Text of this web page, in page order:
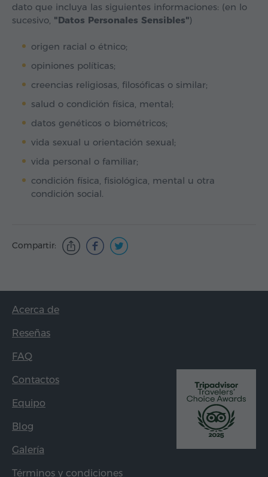
dato que incluya las siguientes informaciones: (en lo
sucesivo, "Datos Personales Sensibles")
origen racial o étnico;
opiniones políticas;
creencias religiosas, filosóficas o similar;
salud o condición física, mental;
datos genéticos o biométricos;
vida sexual u orientación sexual;
vida personal o familiar;
condición física, fisiológica, mental u otra
condición social.
Compartir:
Acerca de
Reseñas
FAQ
Contactos
Equipo
Blog
Galería
Términos y condiciones